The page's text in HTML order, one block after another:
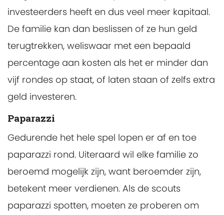
investeerders heeft en dus veel meer kapitaal.
De familie kan dan beslissen of ze hun geld
terugtrekken, weliswaar met een bepaald
percentage aan kosten als het er minder dan
vijf rondes op staat, of laten staan of zelfs extra
geld investeren.
Paparazzi
Gedurende het hele spel lopen er af en toe
paparazzi rond. Uiteraard wil elke familie zo
beroemd mogelijk zijn, want beroemder zijn,
betekent meer verdienen. Als de scouts
paparazzi spotten, moeten ze proberen om